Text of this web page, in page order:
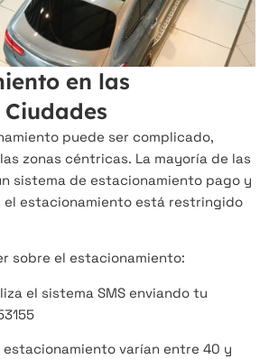
en las
puede ser complicado,
zonas céntricas. La mayoría de las
sistema de estacionamiento pago y
el estacionamiento está restringido
sobre el estacionamiento:
el sistema SMS enviando tu
estacionamiento varían entre 40 y